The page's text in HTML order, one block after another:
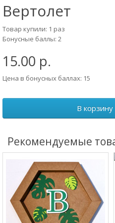
Вертолет
Товар купили: 1 раз
Бонусные баллы: 2
15.00 р.
Цена в бонусных баллах: 15
В корзину
Рекомендуемые